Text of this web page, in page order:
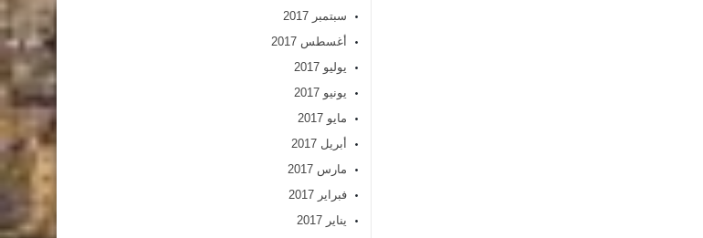
سبتمبر 2017
أغسطس 2017
يوليو 2017
يونيو 2017
مايو 2017
أبريل 2017
مارس 2017
فبراير 2017
يناير 2017